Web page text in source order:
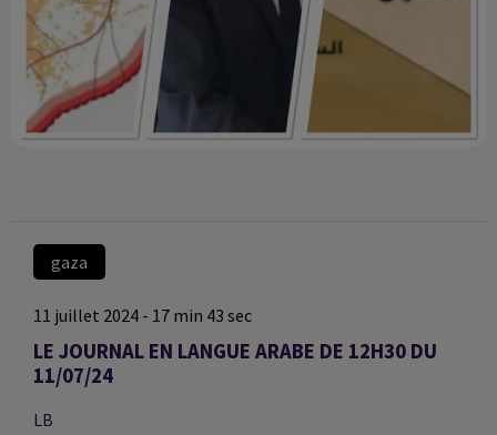
gaza
11 juillet 2024 - 17 min 43 sec
LE JOURNAL EN LANGUE ARABE DE 12H30 DU
11/07/24
LB